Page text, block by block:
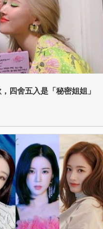
四舍五入是「秘密姐姐」